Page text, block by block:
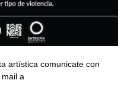
artística comunicate con
a